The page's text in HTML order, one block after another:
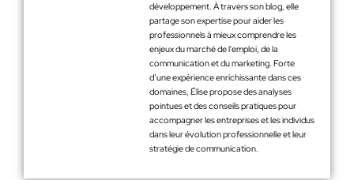
développement. À travers son blog, elle
partage son expertise pour aider les
professionnels à mieux comprendre les
enjeux du marché de l'emploi, de la
communication et du marketing. Forte
d’une expérience enrichissante dans ces
domaines, Élise propose des analyses
pointues et des conseils pratiques pour
accompagner les entreprises et les individus
dans leur évolution professionnelle et leur
stratégie de communication.